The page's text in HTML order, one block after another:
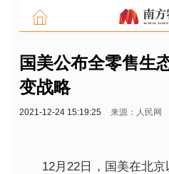
国美公布全零售生
变战略
2021-12-24 15:19:25 来源：人民网
12月22日，国美在北